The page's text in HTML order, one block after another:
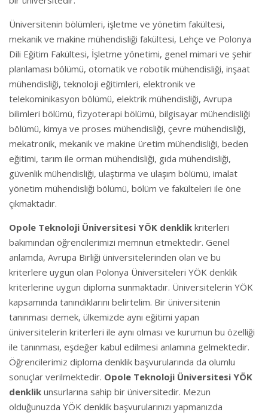
Üniversitenin bölümleri, işletme ve yönetim fakültesi,
mekanik ve makine mühendisliği fakültesi, Lehçe ve Polonya
Dili Eğitim Fakültesi, İşletme yönetimi, genel mimari ve şehir
planlaması bölümü, otomatik ve robotik mühendisliği, inşaat
mühendisliği, teknoloji eğitimleri, elektronik ve
telekominikasyon bölümü, elektrik mühendisliği, Avrupa
bilimleri bölümü, fizyoterapi bölümü, bilgisayar mühendisliği
bölümü, kimya ve proses mühendisliği, çevre mühendisliği,
mekatronik, mekanik ve makine üretim mühendisliği, beden
eğitimi, tarım ile orman mühendisliği, gıda mühendisliği,
güvenlik mühendisliği, ulaştırma ve ulaşım bölümü, imalat
yönetim mühendisliği bölümü, bölüm ve fakülteleri ile öne
çıkmaktadır.
Opole Teknoloji Üniversitesi YÖK denklik kriterleri
bakımından öğrencilerimizi memnun etmektedir. Genel
anlamda, Avrupa Birliği üniversitelerinden olan ve bu
kriterlere uygun olan Polonya Üniversiteleri YÖK denklik
kriterlerine uygun diploma sunmaktadır. Üniversitelerin YÖK
kapsamında tanındıklarını belirtelim. Bir üniversitenin
tanınması demek, ülkemizde aynı eğitimi yapan
üniversitelerin kriterleri ile aynı olması ve kurumun bu özelliği
ile tanınması, eşdeğer kabul edilmesi anlamına gelmektedir.
Öğrencilerimiz diploma denklik başvurularında da olumlu
sonuçlar verilmektedir. Opole Teknoloji Üniversitesi YÖK
denklik unsurlarına sahip bir üniversitedir. Mezun
olduğunuzda YÖK denklik başvurularınızı yapmanızda